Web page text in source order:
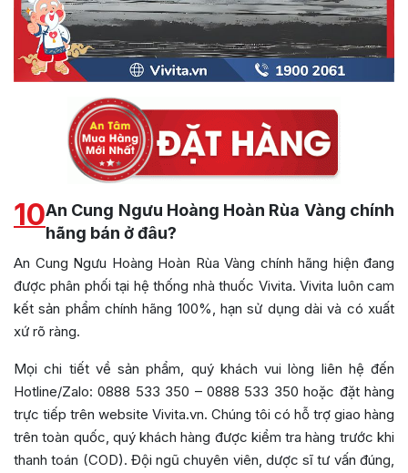
10An Cung Ngưu Hoàng Hoàn Rùa Vàng chính
hãng bán ở đâu?
An Cung Ngưu Hoàng Hoàn Rùa Vàng chính hãng hiện đang
được phân phối tại hệ thống nhà thuốc Vivita. Vivita luôn cam
kết sản phẩm chính hãng 100%, hạn sử dụng dài và có xuất
xứ rõ ràng.
Mọi chi tiết về sản phẩm, quý khách vui lòng liên hệ đến
Hotline/Zalo: 0888 533 350 – 0888 533 350 hoặc đặt hàng
trực tiếp trên website Vivita.vn. Chúng tôi có hỗ trợ giao hàng
trên toàn quốc, quý khách hàng được kiểm tra hàng trước khi
thanh toán (COD). Đội ngũ chuyên viên, dược sĩ tư vấn đúng,